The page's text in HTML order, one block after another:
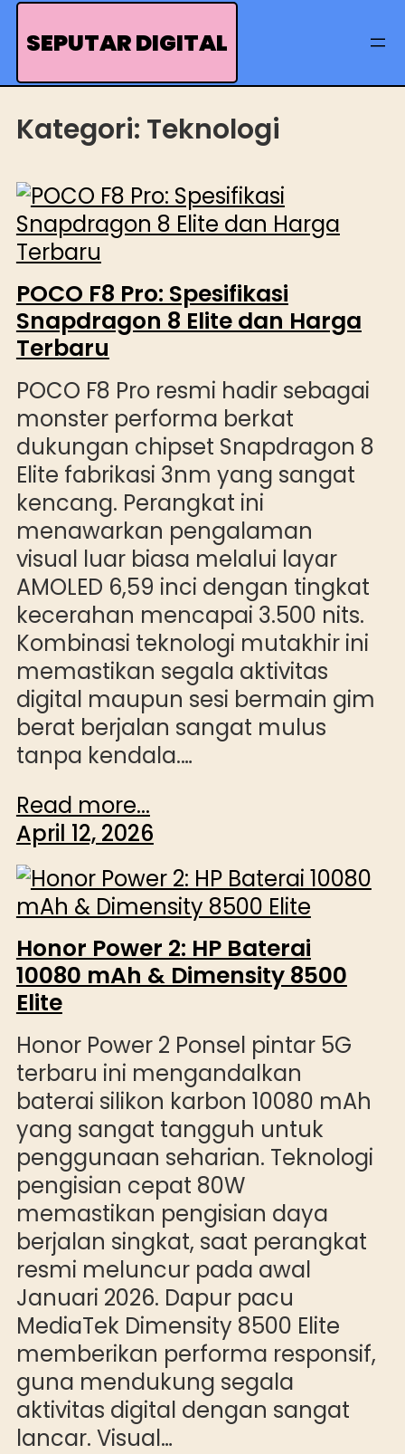
Skip
SEPUTAR DIGITAL
Kategori: Teknologi
POCO F8 Pro: Spesifikasi
Snapdragon 8 Elite dan Harga
Terbaru
POCO F8 Pro resmi hadir sebagai
monster performa berkat
dukungan chipset Snapdragon 8
Elite fabrikasi 3nm yang sangat
kencang. Perangkat ini
menawarkan pengalaman
visual luar biasa melalui layar
AMOLED 6,59 inci dengan tingkat
kecerahan mencapai 3.500 nits.
Kombinasi teknologi mutakhir ini
memastikan segala aktivitas
digital maupun sesi bermain gim
berat berjalan sangat mulus
tanpa kendala.…
Read more...
April 12, 2026
Honor Power 2: HP Baterai
10080 mAh & Dimensity 8500
Elite
Honor Power 2 Ponsel pintar 5G
terbaru ini mengandalkan
baterai silikon karbon 10080 mAh
yang sangat tangguh untuk
penggunaan seharian. Teknologi
pengisian cepat 80W
memastikan pengisian daya
berjalan singkat, saat perangkat
resmi meluncur pada awal
Januari 2026. Dapur pacu
MediaTek Dimensity 8500 Elite
memberikan performa responsif,
guna mendukung segala
aktivitas digital dengan sangat
lancar. Visual…